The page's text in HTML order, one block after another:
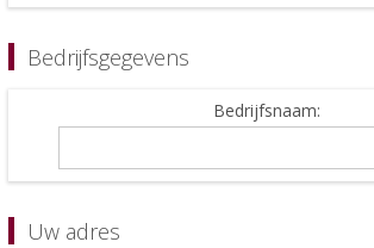
Bedrijfsgegevens
Bedrijfsnaam:
Uw adres